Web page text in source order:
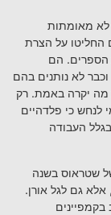
לא מאומתות
החליטו על הצרת
הספרים. הם
לא נותנים בהם
מה יקרה באמת. רק
כי פלדהיים
העבודה
שטראוס בשנה
אלא גם לגל אורן.
בקמפיינים